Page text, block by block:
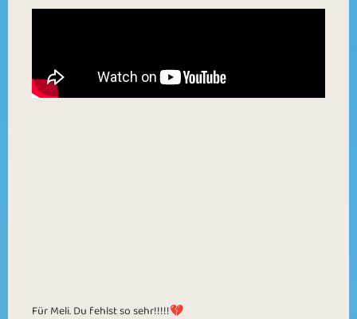
Für Meli. Du fehlst so sehr!!!!!💔